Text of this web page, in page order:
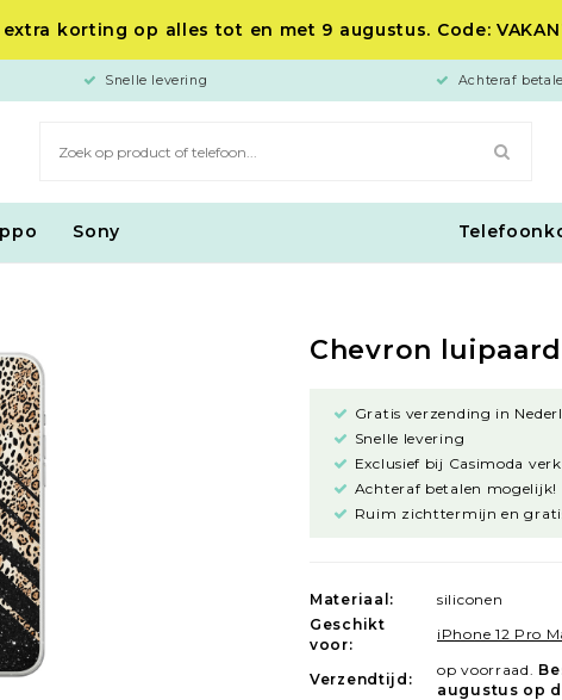
extra korting op alles tot en met 9 augustus. Code:
Snelle levering Achteraf
Sony
Chevron luipaard
Gratis verzending in
Snelle levering
Exclusief bij Casimoda
Achteraf betalen mogelijk!
Ruim zichttermijn en
Materiaal:
siliconen
Geschikt
voor:
iPhone 12 Pro
Verzendtijd:
op voorraad.
augustus op